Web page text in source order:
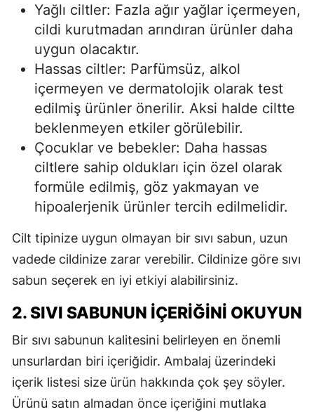
Yağlı ciltler: Fazla ağır yağlar içermeyen,
cildi kurutmadan arındıran ürünler daha
uygun olacaktır.
Hassas ciltler: Parfümsüz, alkol
içermeyen ve dermatolojik olarak test
edilmiş ürünler önerilir. Aksi halde ciltte
beklenmeyen etkiler görülebilir.
Çocuklar ve bebekler: Daha hassas
ciltlere sahip oldukları için özel olarak
formüle edilmiş, göz yakmayan ve
hipoalerjenik ürünler tercih edilmelidir.
Cilt tipinize uygun olmayan bir sıvı sabun, uzun
vadede cildinize zarar verebilir. Cildinize göre sıvı
sabun seçerek en iyi etkiyi alabilirsiniz.
2. SIVI SABUNUN İÇERIĞINI OKUYUN
Bir sıvı sabunun kalitesini belirleyen en önemli
unsurlardan biri içeriğidir. Ambalaj üzerindeki
içerik listesi size ürün hakkında çok şey söyler.
Ürünü satın almadan önce içeriğini mutlaka